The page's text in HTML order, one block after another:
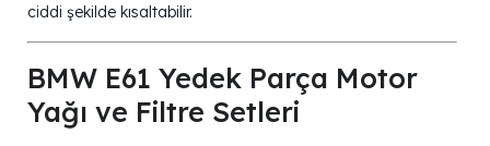
ciddi şekilde kısaltabilir.
BMW E61 Yedek Parça Motor
Yağı ve Filtre Setleri